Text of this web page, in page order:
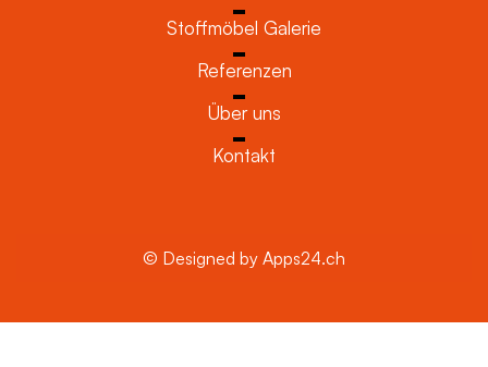
Stoffmöbel Galerie
Referenzen
Über uns
Kontakt
© Designed by Apps24.ch